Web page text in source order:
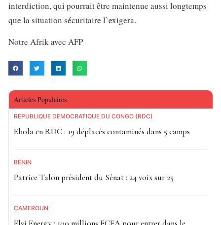
interdiction, qui pourrait être maintenue aussi longtemps
que la situation sécuritaire l’exigera.
Notre Afrik avec AFP
Articles Populaires
RÉPUBLIQUE DÉMOCRATIQUE DU CONGO (RDC)
Ebola en RDC : 19 déplacés contaminés dans 5 camps
BÉNIN
Patrice Talon président du Sénat : 24 voix sur 25
CAMEROUN